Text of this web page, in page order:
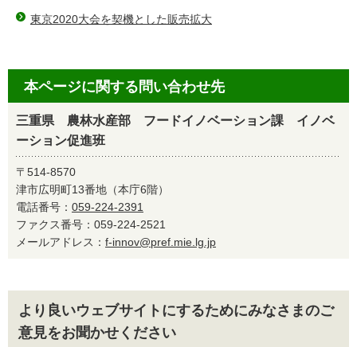
東京2020大会を契機とした販売拡大
本ページに関する問い合わせ先
三重県 農林水産部 フードイノベーション課 イノベ
ーション促進班
〒514-8570
津市広明町13番地（本庁6階）
電話番号： 059-224-2391
ファクス番号：059-224-2521
メールアドレス： f-innov@pref.mie.lg.jp
より良いウェブサイトにするためにみなさまのご
意見をお聞かせください